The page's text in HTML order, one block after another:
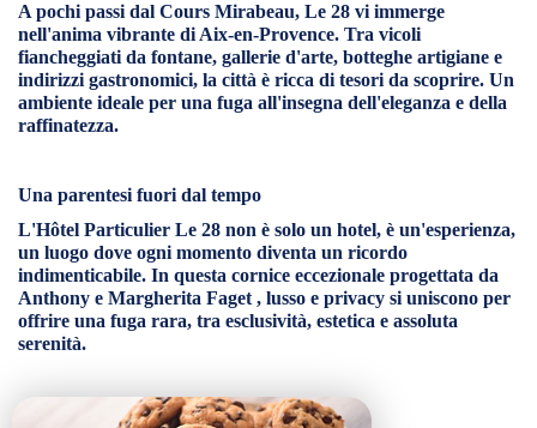
A pochi passi dal Cours Mirabeau, Le 28 vi immerge
nell'anima vibrante di Aix-en-Provence. Tra vicoli
fiancheggiati da fontane, gallerie d'arte, botteghe artigiane e
indirizzi gastronomici, la città è ricca di tesori da scoprire. Un
ambiente ideale per una fuga all'insegna dell'eleganza e della
raffinatezza.
Una parentesi fuori dal tempo
L'Hôtel Particulier Le 28 non è solo un hotel, è un'esperienza,
un luogo dove ogni momento diventa un ricordo
indimenticabile. In questa cornice eccezionale progettata da
Anthony e Margherita Faget , lusso e privacy si uniscono per
offrire una fuga rara, tra esclusività, estetica e assoluta
serenità.